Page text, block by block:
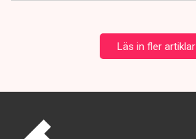
Läs in fler artiklar